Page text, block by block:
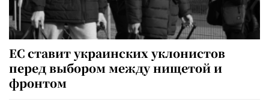
ЕС ставит украинских уклонистов
перед выбором между нищетой и
фронтом